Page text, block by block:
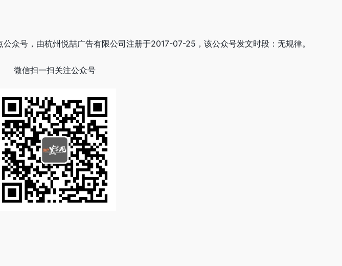
众号，由杭州悦喆广告有限公司注册于2017-07-25，该公众号发文时段：无规律。
微信扫一扫关注公众号